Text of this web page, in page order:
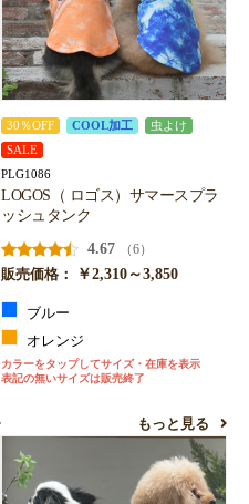
30％OFF COOL加工
虫よけ
SALE
PLG1086
LOGOS（ ロゴス）サマースプラ
ッシュタンク
4.67
（6）
販売価格：
￥2,310～3,850
ブルー
オレンジ
カラーをタップしてサイズ・在庫を表示
表記の無いサイズは販売終了
もっと見る